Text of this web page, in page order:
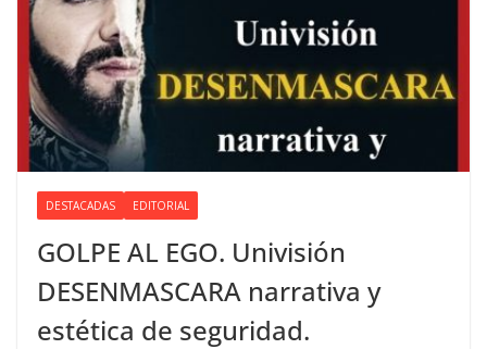
DESTACADAS EDITORIAL
GOLPE AL EGO. Univisión
DESENMASCARA narrativa y
estética de seguridad.